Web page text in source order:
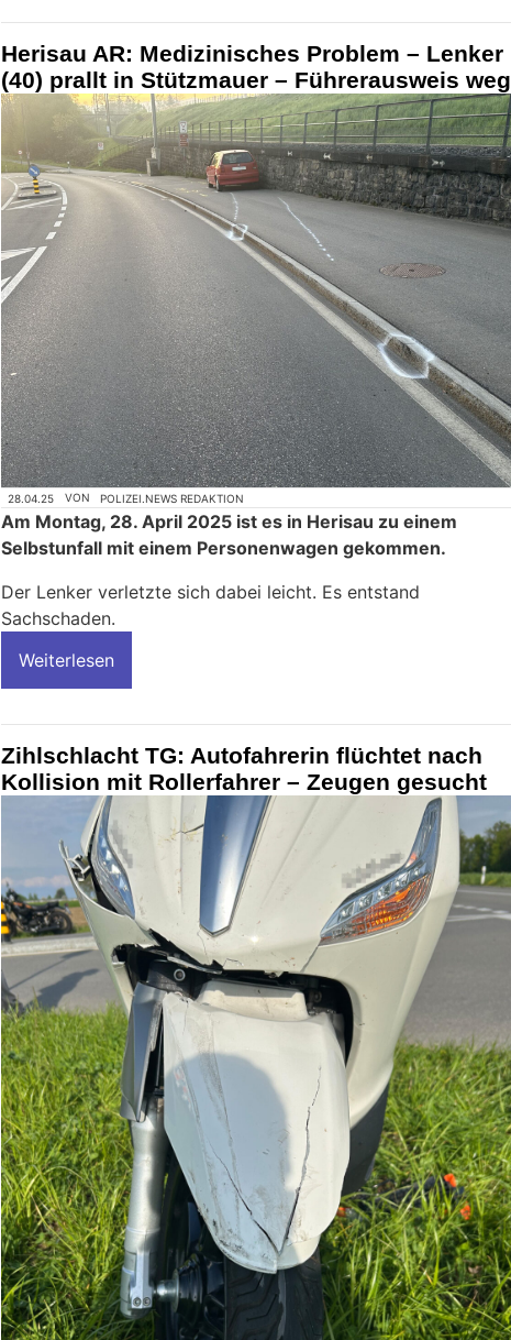
Herisau AR: Medizinisches Problem – Lenker
(40) prallt in Stützmauer – Führerausweis weg
28.04.25 VON POLIZEI.NEWS REDAKTION
Am Montag, 28. April 2025 ist es in Herisau zu einem
Selbstunfall mit einem Personenwagen gekommen.
Der Lenker verletzte sich dabei leicht. Es entstand
Sachschaden.
Weiterlesen
Zihlschlacht TG: Autofahrerin flüchtet nach
Kollision mit Rollerfahrer – Zeugen gesucht